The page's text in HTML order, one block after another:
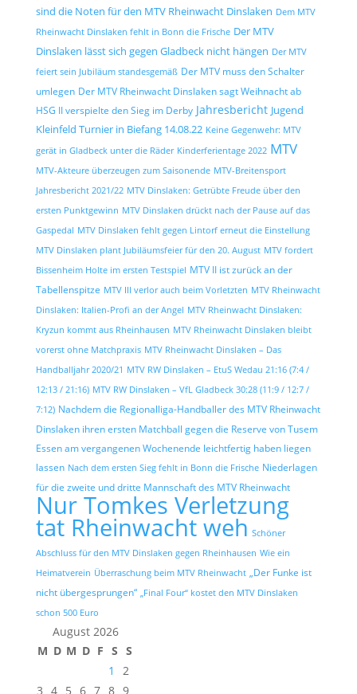
sind die Noten für den MTV Rheinwacht Dinslaken Dem MTV
Rheinwacht Dinslaken fehlt in Bonn die Frische Der MTV
Dinslaken lässt sich gegen Gladbeck nicht hängen Der MTV
feiert sein Jubiläum standesgemäß Der MTV muss den Schalter
umlegen Der MTV Rheinwacht Dinslaken sagt Weihnacht ab
HSG II verspielte den Sieg im Derby Jahresbericht Jugend
Kleinfeld Turnier in Biefang 14.08.22 Keine Gegenwehr: MTV
gerät in Gladbeck unter die Räder Kinderferientage 2022 MTV
MTV-Akteure überzeugen zum Saisonende MTV-Breitensport
Jahresbericht 2021/22 MTV Dinslaken: Getrübte Freude über den
ersten Punktgewinn MTV Dinslaken drückt nach der Pause auf das
Gaspedal MTV Dinslaken fehlt gegen Lintorf erneut die Einstellung
MTV Dinslaken plant Jubiläumsfeier für den 20. August MTV fordert
Bissenheim Holte im ersten Testspiel MTV II ist zurück an der
Tabellenspitze MTV III verlor auch beim Vorletzten MTV Rheinwacht
Dinslaken: Italien-Profi an der Angel MTV Rheinwacht Dinslaken:
Kryzun kommt aus Rheinhausen MTV Rheinwacht Dinslaken bleibt
vorerst ohne Matchpraxis MTV Rheinwacht Dinslaken – Das
Handballjahr 2020/21 MTV RW Dinslaken – EtuS Wedau 21:16 (7:4 /
12:13 / 21:16) MTV RW Dinslaken – VfL Gladbeck 30:28 (11:9 / 12:7 /
7:12) Nachdem die Regionalliga-Handballer des MTV Rheinwacht
Dinslaken ihren ersten Matchball gegen die Reserve von Tusem
Essen am vergangenen Wochenende leichtfertig haben liegen
lassen Nach dem ersten Sieg fehlt in Bonn die Frische Niederlagen
für die zweite und dritte Mannschaft des MTV Rheinwacht
Nur Tomkes Verletzung
tat Rheinwacht weh Schöner
Abschluss für den MTV Dinslaken gegen Rheinhausen Wie ein
Heimatverein Überraschung beim MTV Rheinwacht „Der Funke ist
nicht übergesprungen“ „Final Four“ kostet den MTV Dinslaken
schon 500 Euro
August 2026
M D M D F S S
1
2
3 4 5 6 7 8 9